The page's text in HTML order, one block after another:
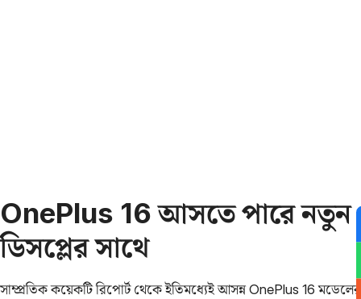
OnePlus 16 আসতে পারে নতুন
ডিসপ্লের সাথে
সাম্প্রতিক কয়েকটি রিপোর্ট থেকে ইতিমধ্যেই আসন্ন OnePlus 16 মডেলের